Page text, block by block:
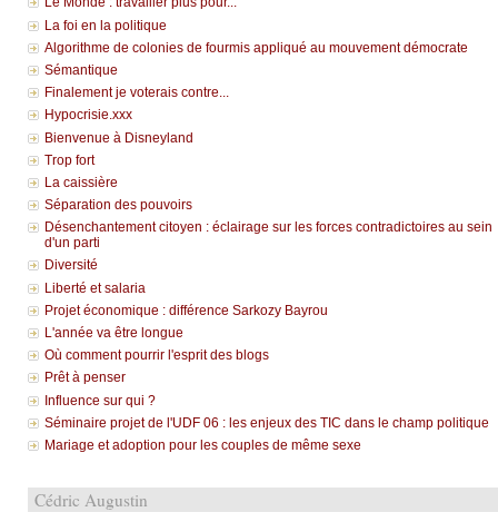
La foi en la politique
Algorithme de colonies de fourmis appliqué au mouvement démocrate
Sémantique
Finalement je voterais contre...
Hypocrisie.xxx
Bienvenue à Disneyland
Trop fort
La caissière
Séparation des pouvoirs
Désenchantement citoyen : éclairage sur les forces contradictoires au sein
d'un parti
Diversité
Liberté et salaria
Projet économique : différence Sarkozy Bayrou
L'année va être longue
Où comment pourrir l'esprit des blogs
Prêt à penser
Influence sur qui ?
Séminaire projet de l'UDF 06 : les enjeux des TIC dans le champ politique
Mariage et adoption pour les couples de même sexe
Cédric Augustin